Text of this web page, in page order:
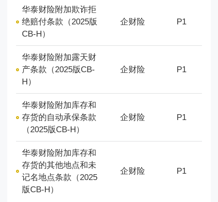
华泰财险附加欺诈拒
绝赔付条款（2025版
CB-H）
企财险 P1
华泰财险附加露天财
产条款（2025版CB-
H）
企财险 P1
华泰财险附加库存和
存货的自动承保条款
（2025版CB-H）
企财险 P1
华泰财险附加库存和
存货的其他地点和未
记名地点条款（2025
版CB-H）
企财险 P1